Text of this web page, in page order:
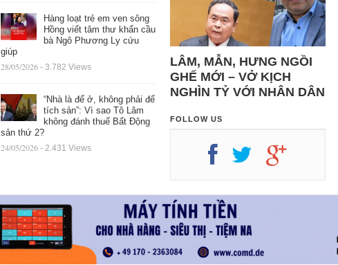
Hàng loạt trẻ em ven sông
Hồng viết tâm thư khẩn cầu
bà Ngô Phương Ly cứu
giúp
28/05/2026 - 3.782 Views
“Nhà là để ở, không phải để
tích sản”: Vì sao Tô Lâm
không đánh thuế Bất Động
sản thứ 2?
24/05/2026 - 2.431 Views
LÂM, MẪN, HƯNG NGỒI
GHẾ MỚI – VỞ KỊCH
NGHÌN TỶ VỚI NHÂN DÂN
FOLLOW US